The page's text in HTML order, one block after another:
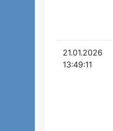
21.01.2026
13:49:11